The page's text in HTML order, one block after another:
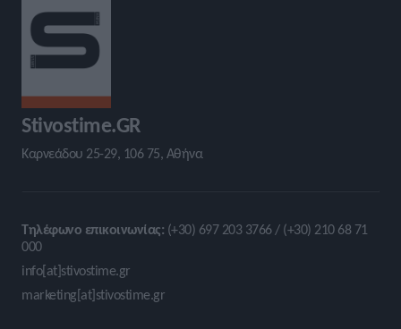
Stivostime.GR
Καρνεάδου 25-29, 106 75, Αθήνα
Τηλέφωνο επικοινωνίας: (+30) 697 203 3766 / (+30) 210 68 71
000
info[at]stivostime.gr
marketing[at]stivostime.gr